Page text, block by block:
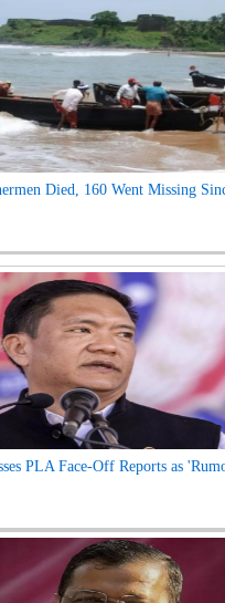
Died, 160 Went Missing
PLA Face-Off Reports as